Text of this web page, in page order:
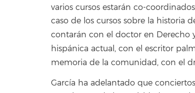
varios cursos estarán co-
caso de los cursos sobre la historia
contarán con el doctor en Derecho
hispánica actual, con el escritor
memoria de la comunidad, con el
García ha adelantado que